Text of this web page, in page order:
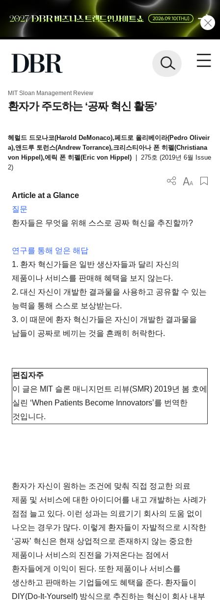
MIT Sloan Management Review
환자가 주도하는 ‘공짜 혁신 활동’
헤럴드 드모나코(Harold DeMonaco),페드로 올리베이라(Pedro Oliveir
a),앤드루 토런스(Andrew Torrance),크리스티아나 폰 히펠(Christiana
von Hippel),에릭 폰 히펠(Eric von Hippel)
275호 (2019년 6월 Issue
2)
Article at a Glance
질문
환자들은 무엇을 위해 스스로 공짜 혁신을 추진할까?
연구를 통해 얻은 해답
1. 환자 혁신가들은 일반 생산자들과 달리 자신의
제품이나 서비스를 판매해 혜택을 보지 않는다.
2. 대신 자신이 개발한 결과물을 사용하고 공유할 수 있는
능력을 통해 스스로 보상받는다.
3. 이 때문에 환자 혁신가들은 자신이 개발한 결과물을
남들이 공짜로 베끼는 것을 흔쾌히 허락한다.
편집자주
이 글은 MIT 슬론 매니지먼트 리뷰(SMR) 2019년 봄 호에
실린 ‘When Patients Become Innovators’를 번역한
것입니다.
환자가 자신이 원하는 조건에 맞춰 직접 정교한 의료
제품 및 서비스에 대한 아이디어를 내고 개발하는 사례가
점점 늘고 있다. 이런 성과는 의료기기 회사의 도움 없이
나오는 경우가 많다. 이렇게 환자들이 자발적으로 시작한
‘공짜’ 혁신은 현재 상업적으로 존재하지 않는 중요한
제품이나 서비스의 진전을 가져온다는 점에서
환자들에게 이익이 된다. 또한 제품이나 서비스를
생산하고 판매하는 기업들에도 혜택을 준다. 환자들이
DIY(Do-It-Yourself) 방식으로 추진하는 혁신이 회사 내부